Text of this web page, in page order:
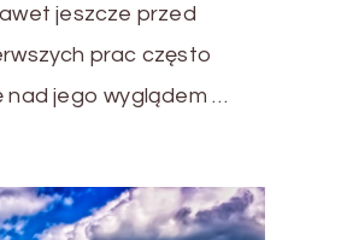
jeszcze przed
prac często
nad jego wyglądem …